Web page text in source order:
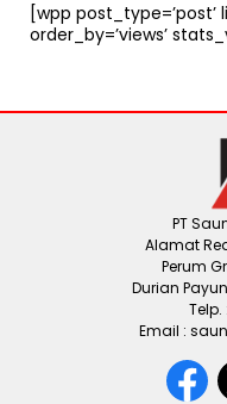
[wpp post_type=’post’
order_by=’views’
PT
Alamat
Perum
Durian
Email :